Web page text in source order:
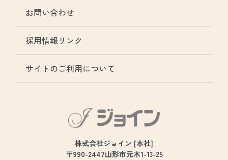
お問い合わせ
採用情報リンク
サイトのご利用について
株式会社ジョイン [本社]
〒990-2447山形市元木1-13-25